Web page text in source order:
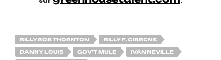
BILLY BOB THORNTON BILLY F. GIBBONS
DANNY LOUIS GOV’T MULE IVAN NEVILLE